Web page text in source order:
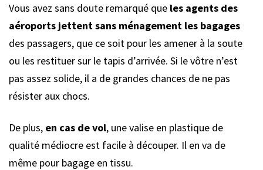
Vous avez sans doute remarqué que les agents des
aéroports jettent sans ménagement les bagages
des passagers, que ce soit pour les amener à la soute
ou les restituer sur le tapis d’arrivée. Si le vôtre n’est
pas assez solide, il a de grandes chances de ne pas
résister aux chocs.
De plus, en cas de vol, une valise en plastique de
qualité médiocre est facile à découper. Il en va de
même pour bagage en tissu.